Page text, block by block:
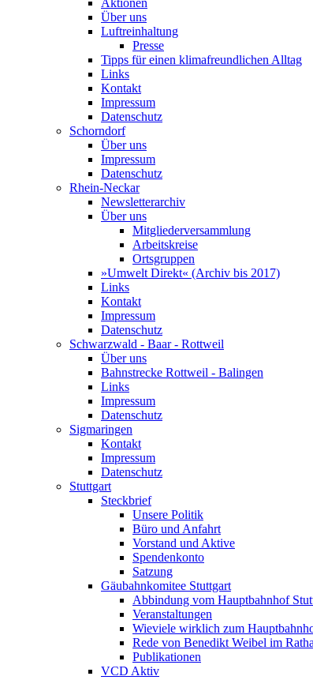
Aktionen
Über uns
Luftreinhaltung
Presse
Tipps für einen klimafreundlichen Alltag
Links
Kontakt
Impressum
Datenschutz
Schorndorf
Über uns
Impressum
Datenschutz
Rhein-Neckar
Newsletterarchiv
Über uns
Mitgliederversammlung
Arbeitskreise
Ortsgruppen
»Umwelt Direkt« (Archiv bis 2017)
Links
Kontakt
Impressum
Datenschutz
Schwarzwald - Baar - Rottweil
Über uns
Bahnstrecke Rottweil - Balingen
Links
Impressum
Datenschutz
Sigmaringen
Kontakt
Impressum
Datenschutz
Stuttgart
Steckbrief
Unsere Politik
Büro und Anfahrt
Vorstand und Aktive
Spendenkonto
Satzung
Gäubahnkomitee Stuttgart
Abbindung vom Hauptbahnhof
Veranstaltungen
Wieviele wirklich zum
Rede von Benedikt Weibel im
Publikationen
VCD Aktiv